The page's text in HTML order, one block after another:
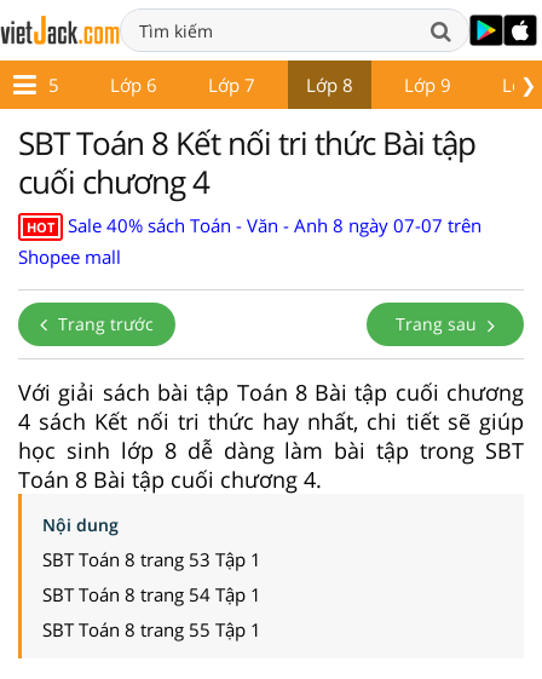
❯
Lớp 5 Lớp 6 Lớp 7 Lớp 8 Lớp 9 Lớp
SBT Toán 8 Kết nối tri thức Bài tập
cuối chương 4
HOT
Sale 40% sách Toán - Văn - Anh 8 ngày 07-07 trên
Shopee mall
Trang trước Trang sau
Với giải sách bài tập Toán 8 Bài tập cuối chương
4 sách Kết nối tri thức hay nhất, chi tiết sẽ giúp
học sinh lớp 8 dễ dàng làm bài tập trong SBT
Toán 8 Bài tập cuối chương 4.
Nội dung
SBT Toán 8 trang 53 Tập 1
SBT Toán 8 trang 54 Tập 1
SBT Toán 8 trang 55 Tập 1